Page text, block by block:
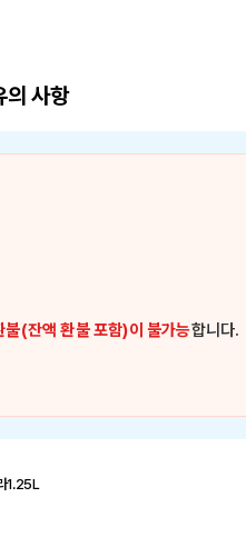
의 사항
불(잔액 환불 포함)이 불가능합니다.
1.25L